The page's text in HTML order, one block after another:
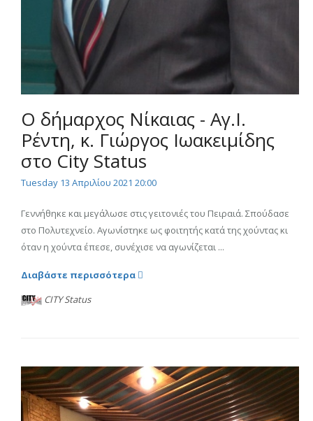
Ο δήμαρχος Νίκαιας - Αγ.Ι.
Ρέντη, κ. Γιώργος Ιωακειμίδης
στο City Status
Tuesday 13 Απριλίου 2021 20:00
Γεννήθηκε και μεγάλωσε στις γειτονιές του Πειραιά. Σπούδασε
στο Πολυτεχνείο. Αγωνίστηκε ως φοιτητής κατά της χούντας κι
όταν η χούντα έπεσε, συνέχισε να αγωνίζεται ...
Διαβάστε περισσότερα
CITY Status